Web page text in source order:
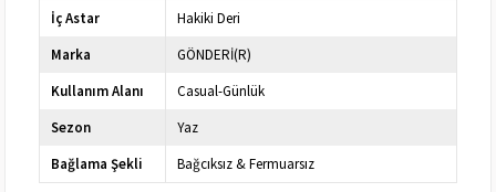
İç Astar
Hakiki Deri
Marka
GÖNDERİ(R)
Kullanım Alanı
Casual-Günlük
Sezon
Yaz
Bağlama Şekli
Bağcıksız & Fermuarsız